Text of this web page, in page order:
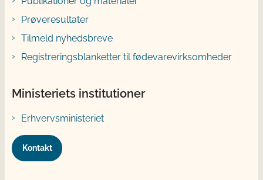
Prøveresultater
Tilmeld nyhedsbreve
Registreringsblanketter til fødevarevirksomheder
Ministeriets institutioner
Erhvervsministeriet
Kontakt